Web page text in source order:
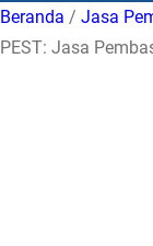
Beranda / Jasa
PEST: Jasa